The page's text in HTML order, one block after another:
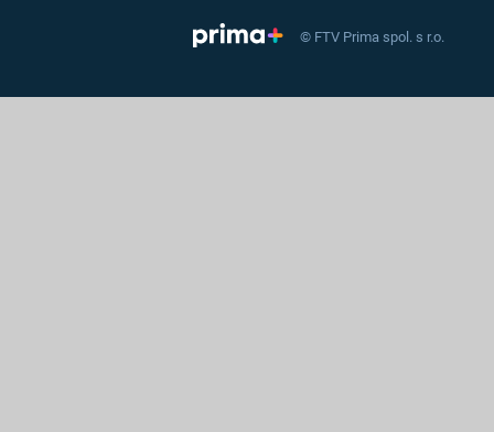
© FTV Prima spol. s r.o.